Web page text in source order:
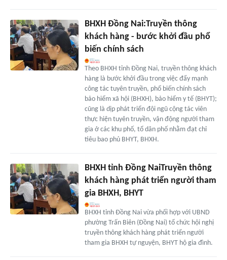
BHXH Đồng Nai:Truyền thông
khách hàng - bước khởi đầu phổ
biến chính sách
Theo BHXH tỉnh Đồng Nai, truyền thông khách
hàng là bước khởi đầu trong việc đẩy mạnh
công tác tuyên truyền, phổ biến chính sách
bảo hiểm xã hội (BHXH), bảo hiểm y tế (BHYT);
cũng là dịp phát triển đội ngũ cộng tác viên
thực hiện tuyên truyền, vận động người tham
gia ở các khu phố, tổ dân phố nhằm đạt chỉ
tiêu bao phủ BHYT, BHXH.
BHXH tỉnh Đồng NaiTruyền thông
khách hàng phát triển người tham
gia BHXH, BHYT
BHXH tỉnh Đồng Nai vừa phối hợp với UBND
phường Trấn Biên (Đồng Nai) tổ chức hội nghị
truyền thông khách hàng phát triển người
tham gia BHXH tự nguyện, BHYT hộ gia đình.